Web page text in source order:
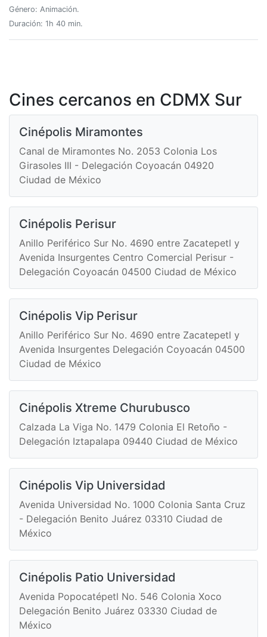
Género: Animación.
Duración: 1h 40 min.
Cines cercanos en CDMX Sur
Cinépolis Miramontes
Canal de Miramontes No. 2053 Colonia Los
Girasoles III - Delegación Coyoacán 04920
Ciudad de México
Cinépolis Perisur
Anillo Periférico Sur No. 4690 entre Zacatepetl y
Avenida Insurgentes Centro Comercial Perisur -
Delegación Coyoacán 04500 Ciudad de México
Cinépolis Vip Perisur
Anillo Periférico Sur No. 4690 entre Zacatepetl y
Avenida Insurgentes Delegación Coyoacán 04500
Ciudad de México
Cinépolis Xtreme Churubusco
Calzada La Viga No. 1479 Colonia El Retoño -
Delegación Iztapalapa 09440 Ciudad de México
Cinépolis Vip Universidad
Avenida Universidad No. 1000 Colonia Santa Cruz
- Delegación Benito Juárez 03310 Ciudad de
México
Cinépolis Patio Universidad
Avenida Popocatépetl No. 546 Colonia Xoco
Delegación Benito Juárez 03330 Ciudad de
México